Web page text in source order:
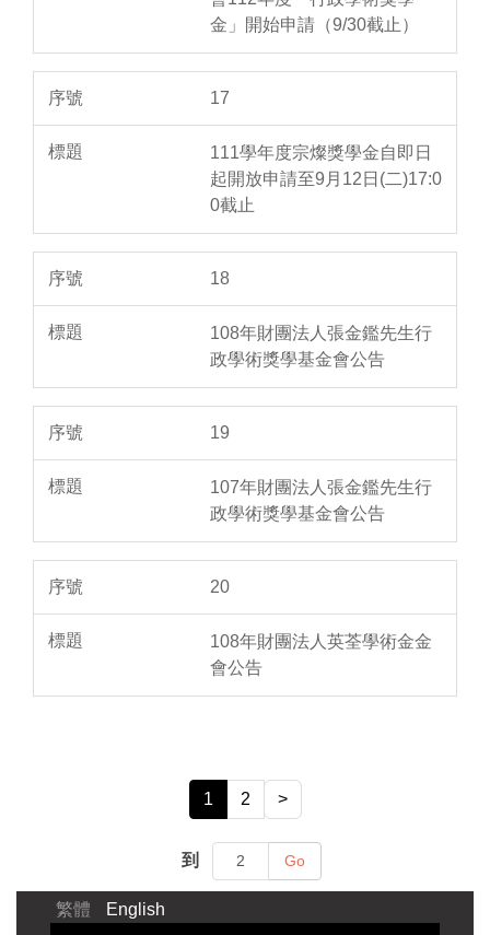
金」開始申請（9/30截止）
17
111學年度宗燦獎學金自即日
起開放申請至9月12日(二)17:0
0截止
18
108年財團法人張金鑑先生行
政學術獎學基金會公告
19
107年財團法人張金鑑先生行
政學術獎學基金會公告
20
108年財團法人英荃學術金金
會公告
1 2 >
到 Go
繁體 English